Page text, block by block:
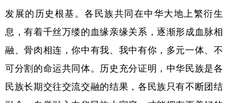
English Español Français عربى
Русский язык 日本語 한국어
Deutsch Português
发展的历史根基。各民族共同在中华大地上繁衍生
息，有着千丝万缕的血缘亲缘关系，逐渐形成血脉相
融、骨肉相连，你中有我、我中有你，多元一体、不
可分割的命运共同体。历史充分证明，中华民族是各
民族长期交往交流交融的结果，各民族只有不断团结